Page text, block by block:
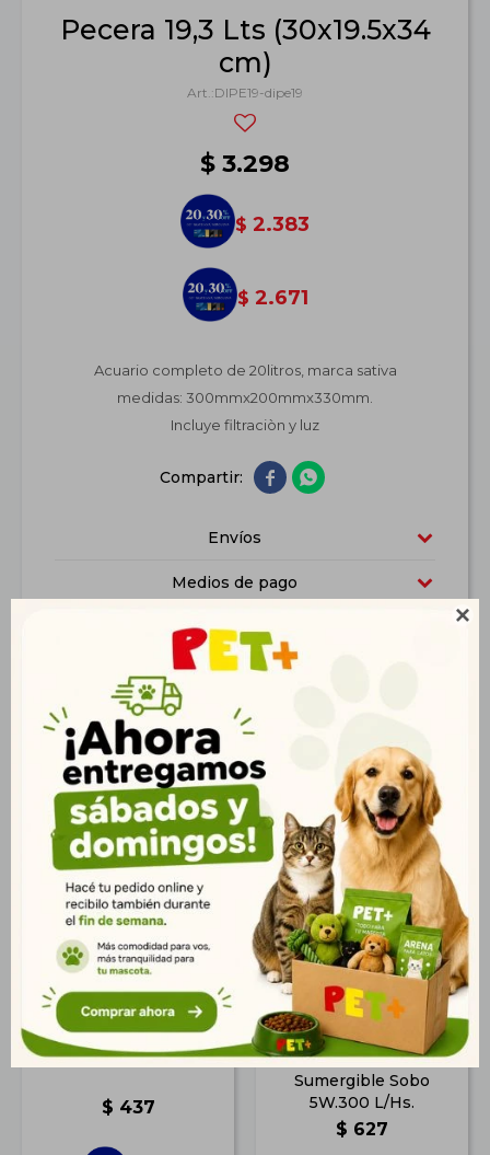

Pecera 19,3 Lts (30x19.5x34
cm)
DIPE19-dipe19
$ 3.298
$ 2.383
$ 2.671
Acuario completo de 20litros, marca sativa
medidas: 300mmx200mmx330mm.
Incluye filtraciòn y luz
 
Envíos
Medios de pago
Características
Productos que te pueden interesar
Filtro Esponja Grande
$ 437
Bomba de Agua
Sumergible Sobo
5W.300 L/Hs.
$ 627